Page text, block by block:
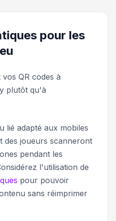
pour les
QR codes à
plutôt qu'à
lié adapté aux mobiles
des joueurs scanneront
pendant les
l'utilisation de
pour pouvoir
sans réimprimer